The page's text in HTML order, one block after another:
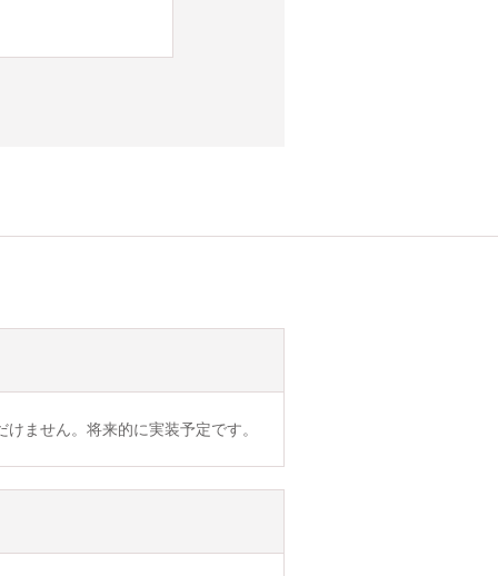
ません。将来的に実装予定です。